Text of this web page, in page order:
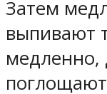
Затем
выпивают
медленно,